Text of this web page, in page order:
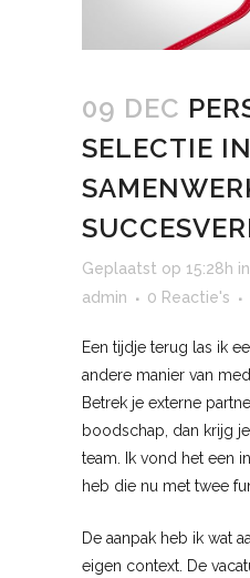
09 DEC
SELECTIE IN
Geplaatst op 15:28h in
admin
0 Reactie's
Een tijdje terug las ik
andere manier van
Betrek je externe
boodschap, dan krijg
team. Ik vond het een
heb die nu met twee
De aanpak heb ik wat
eigen context. De